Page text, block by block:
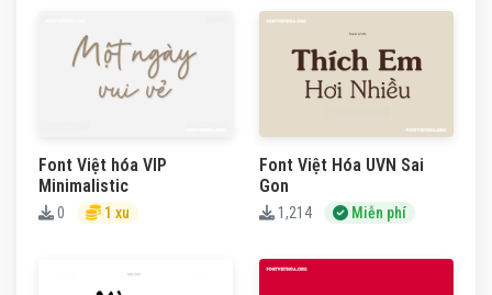
Font Việt hóa VIP
Minimalistic
0 1 xu
Font Việt Hóa UVN Sai
Gon
1,214 Miễn phí